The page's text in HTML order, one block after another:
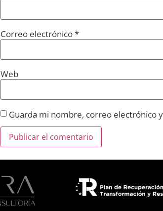
Correo electrónico*
Web
Guarda mi nombre, correo electrónico